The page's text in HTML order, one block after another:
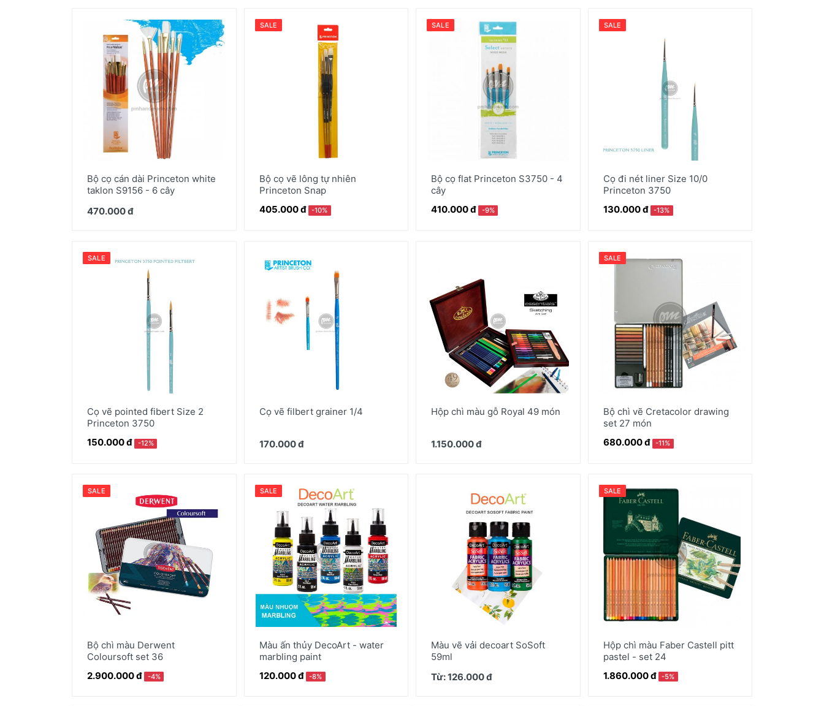
Bộ cọ cán dài Princeton white
taklon S9156 - 6 cây
470.000 đ
SALE
Bộ cọ vẽ lông tự nhiên
Princeton Snap
405.000 đ
-10%
SALE
Bộ cọ flat Princeton S3750 - 4
cây
410.000 đ
-9%
SALE
Cọ đi nét liner Size 10/0
Princeton 3750
130.000 đ
-13%
SALE
Cọ vẽ pointed fibert Size 2
Princeton 3750
150.000 đ
-12%
Cọ vẽ filbert grainer 1/4
170.000 đ
Hộp chì màu gỗ Royal 49 món
1.150.000 đ
SALE
Bộ chì vẽ Cretacolor drawing
set 27 món
680.000 đ
-11%
SALE
Bộ chì màu Derwent
Coloursoft set 36
2.900.000 đ
-4%
SALE
Màu ấn thủy DecoArt - water
marbling paint
120.000 đ
-8%
Màu vẽ vải decoart SoSoft
59ml
Từ: 126.000 đ
SALE
Hộp chì màu Faber Castell pitt
pastel - set 24
1.860.000 đ
-5%